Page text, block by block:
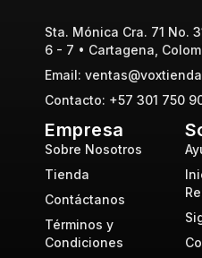
Sta. Mónica Cra. 71 No.
6 - 7 • Cartagena,
Email:
Contacto: +57 301 750
Empresa
Sobre Nosotros
Tienda
Contáctanos
Términos y
Condiciones